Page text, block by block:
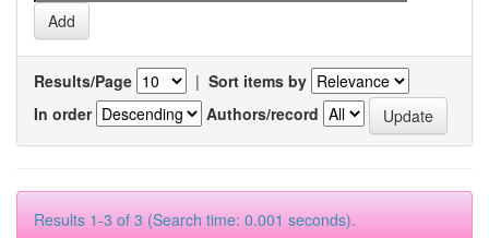
Results/Page | Sort items by
In order
Authors/record
Results 1-3 of 3 (Search time: 0.001 seconds).